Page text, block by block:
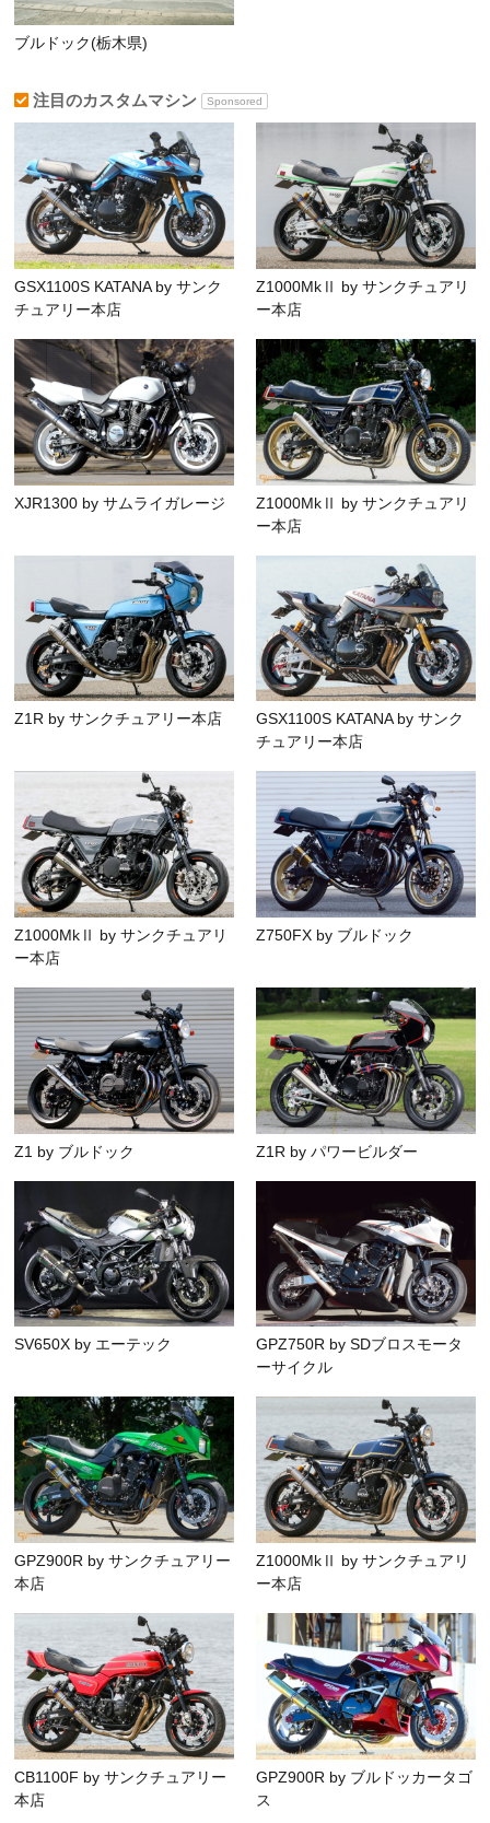
ブルドック(栃木県)
注目のカスタムマシン Sponsored
GSX1100S KATANA by サンク
チュアリー本店
Z1000MkⅡ by サンクチュアリ
ー本店
XJR1300 by サムライガレージ
Z1000MkⅡ by サンクチュアリ
ー本店
Z1R by サンクチュアリー本店
GSX1100S KATANA by サンク
チュアリー本店
Z1000MkⅡ by サンクチュアリ
ー本店
Z750FX by ブルドック
Z1 by ブルドック Z1R by パワービルダー
SV650X by エーテック
GPZ750R by SDブロスモータ
ーサイクル
GPZ900R by サンクチュアリー
本店
Z1000MkⅡ by サンクチュアリ
ー本店
CB1100F by サンクチュアリー
本店
GPZ900R by ブルドッカータゴ
ス